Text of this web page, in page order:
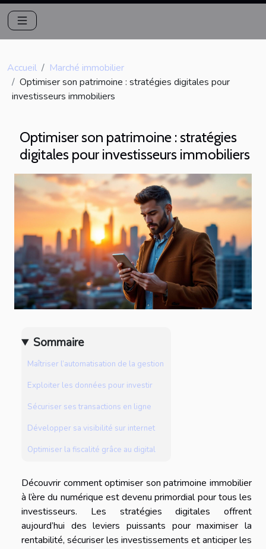
Accueil
Marché immobilier
Optimiser son patrimoine : stratégies digitales pour
investisseurs immobiliers
Optimiser son patrimoine : stratégies
digitales pour investisseurs immobiliers
Sommaire
Maîtriser l’automatisation de la gestion
Exploiter les données pour investir
Sécuriser ses transactions en ligne
Développer sa visibilité sur internet
Optimiser la fiscalité grâce au digital
Découvrir comment optimiser son patrimoine immobilier
à l’ère du numérique est devenu primordial pour tous les
investisseurs. Les stratégies digitales offrent
aujourd’hui des leviers puissants pour maximiser la
rentabilité, sécuriser les investissements et anticiper les